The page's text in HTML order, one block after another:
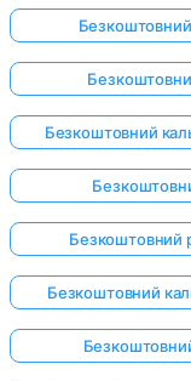
Безкоштовний
Безкоштовний
Безкоштовний
Безкоштовний